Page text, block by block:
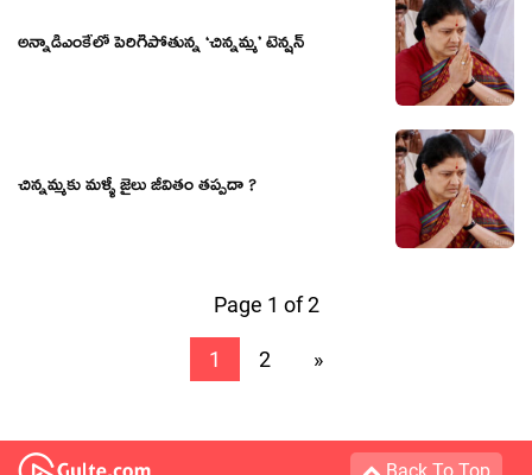
అన్నాడీఎంకేలో పెరిగిపోతున్న ‘చిన్నమ్మ’ టెన్షన్
చిన్నమ్మకు మళ్ళీ జైలు జీవితం తప్పదా ?
Page 1 of 2
1 2 »
Back To Top